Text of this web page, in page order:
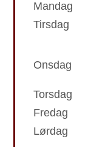
Mandag
Tirsdag
Onsdag
Torsdag
Fredag
Lørdag